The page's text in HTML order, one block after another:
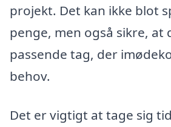
projekt. Det kan ikke blot
penge, men også sikre, at
passende tag, der
behov.
Det er vigtigt at tage sig